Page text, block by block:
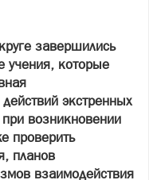
завершились
учения, которые
экстренных
возникновении
проверить
планов
взаимодействия